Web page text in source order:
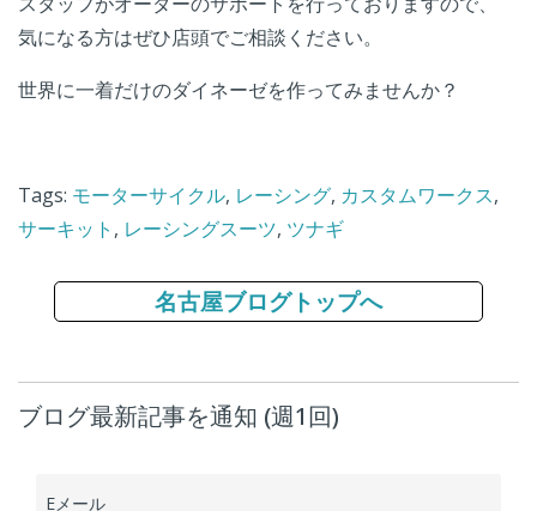
気になる方はぜひ店頭でご相談ください。
世界に一着だけのダイネーゼを作ってみませんか？
Tags: モーターサイクル, レーシング, カスタムワークス,
サーキット , レーシングスーツ, ツナギ
名古屋ブログトップへ
ブログ最新記事を通知 (週1回)
Eメール